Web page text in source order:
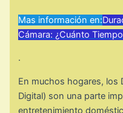
Mas información en:
Cámara: ¿Cuánto
.
En muchos hogares, los
Digital) son una parte
entretenimiento